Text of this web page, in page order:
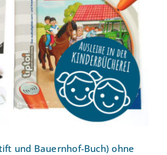
Set (Stift und Bauernhof-
Aufladefunktion
und Bauernhof-Buch) ohne